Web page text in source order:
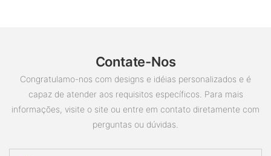
Contate-Nos
Congratulamo-nos com designs e idéias personalizados e é
capaz de atender aos requisitos específicos. Para mais
informações, visite o site ou entre em contato diretamente com
perguntas ou dúvidas.